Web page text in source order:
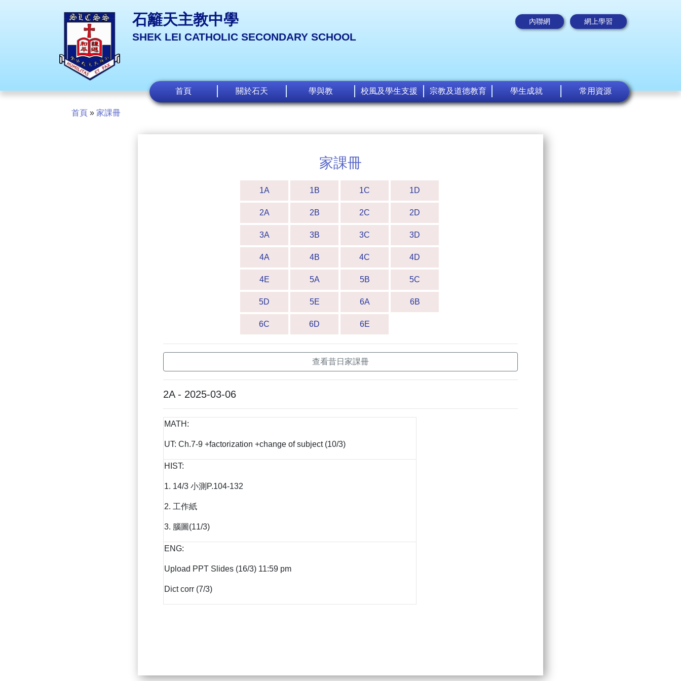
石籬天主教中學
SHEK LEI CATHOLIC SECONDARY SCHOOL
內聯網 網上學習
首頁 關於石天 學與教 校風及學生支援 宗教及道德教育 學生成就 常用資源
首頁 » 家課冊
家課冊
1A 1B 1C 1D
2A 2B 2C 2D
3A 3B 3C 3D
4A 4B 4C 4D
4E 5A 5B 5C
5D 5E 6A 6B
6C 6D 6E
查看昔日家課冊
2A - 2025-03-06
MATH:
UT: Ch.7-9 +factorization +change of subject (10/3)
HIST:
1. 14/3 小測P.104-132
2. 工作紙
3. 腦圖(11/3)
ENG:
Upload PPT Slides (16/3) 11:59 pm
Dict corr (7/3)